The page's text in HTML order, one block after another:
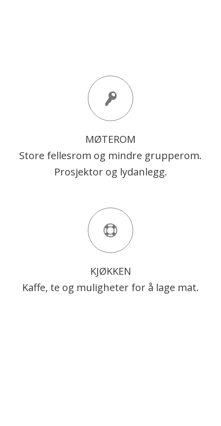
MØTEROM
Store fellesrom og mindre grupperom.
Prosjektor og lydanlegg.
KJØKKEN
Kaffe, te og muligheter for å lage mat.